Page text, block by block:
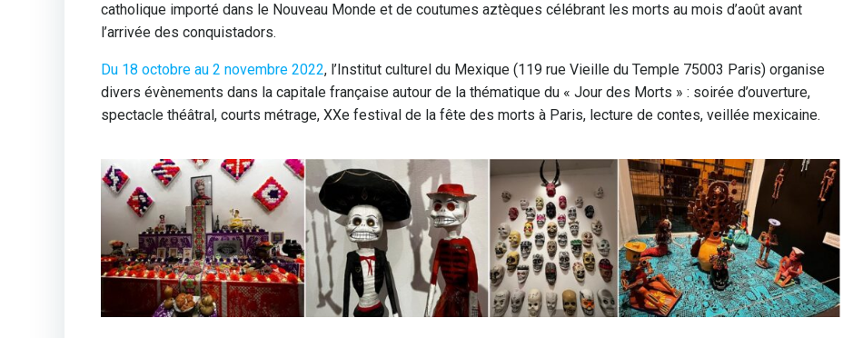
catholique importé dans le Nouveau Monde et de coutumes aztèques célébrant les morts au mois d’août avant
l’arrivée des conquistadors.
Du 18 octobre au 2 novembre 2022, l’Institut culturel du Mexique (119 rue Vieille du Temple 75003 Paris) organise
divers évènements dans la capitale française autour de la thématique du « Jour des Morts » : soirée d’ouverture,
spectacle théâtral, courts métrage, XXe festival de la fête des morts à Paris, lecture de contes, veillée mexicaine.